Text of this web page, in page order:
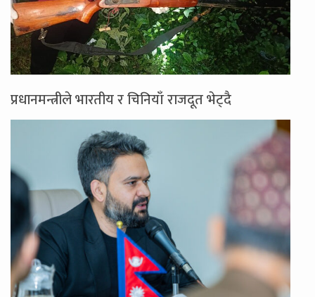
प्रधानमन्त्रीले भारतीय र चिनियाँ राजदूत भेट्दै